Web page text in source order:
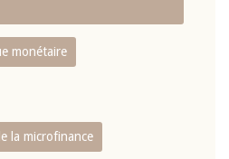
monétaire
la microfinance